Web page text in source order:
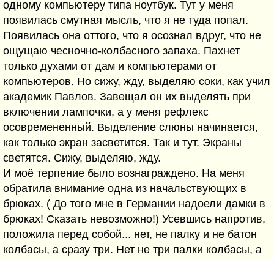
одному компьютеру типа ноутбук. Тут у меня
появилась смутная мысль, что я не туда попал.
Появилась она оттого, что я осознал вдруг, что не
ощущаю чесночно-колбасного запаха. Пахнет
только духами от дам и компьютерами от
компьютеров. Но сижу, жду, выделяю соки, как учил
академик Павлов. Завещал он их выделять при
включении лампочки, а у меня рефлекс
осовремененный. Выделение слюны начинается,
как только экран засветится. Так и тут. Экраны
светятся. Сижу, выделяю, жду.
И моё терпение было вознаграждено. На меня
обратила внимание одна из начальствующих в
брюках. ( До того мне в Германии надоели дамки в
брюках! Сказать невозможно!) Усевшись напротив,
положила перед собой... нет, не палку и не батон
колбасы, а сразу три. Нет не три палки колбасы, а